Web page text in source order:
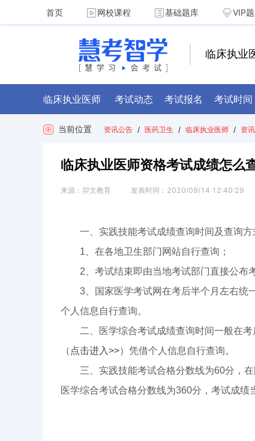
首页 网校课程 基础题库 VIP
临床执业
临床执业医师 考试动态 考试报名 考试时间
当前位置 资讯公告 / 医药卫生 / 临床执业医师 / 资
临床执业医师资格考试成绩怎么
来源： 羿文教育 发表时间： 2020/09/14 12:40:29
一、实践技能考试成绩查询时间及查询
1、在各地卫生部门网站自行查询；
2、考试结束即由当地考试部门直接公布
3、国家医学考试网在考后半个月左右统
个人信息自行查询。
二、医学综合考试成绩查询时间一般在
（ 点击进入>>）凭借个人信息自行查询。
三、实践技能考试合格分数线为60分，
医学综合考试合格分数线为360分，考试成绩